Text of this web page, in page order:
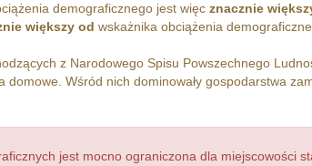
demograficznego jest więc znacznie
większy od wskażnika obciążenia
z Narodowego Spisu Powszechnego
Wśród nich dominowały gospodarstwa
jest mocno ograniczona dla miejscowości